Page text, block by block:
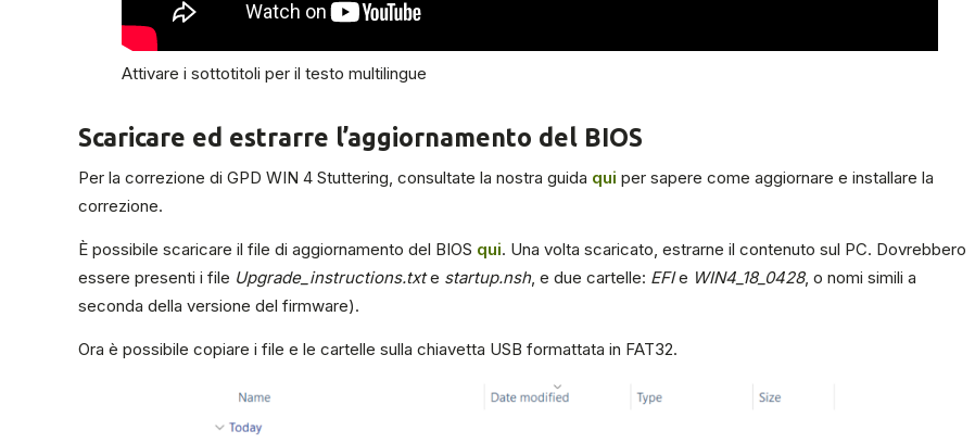
Attivare i sottotitoli per il testo multilingue
Scaricare ed estrarre l’aggiornamento del BIOS
Per la correzione di GPD WIN 4 Stuttering, consultate la nostra guida qui per sapere come aggiornare e installare la
correzione.
È possibile scaricare il file di aggiornamento del BIOS qui. Una volta scaricato, estrarne il contenuto sul PC. Dovrebbero
essere presenti i file Upgrade_instructions.txte startup.nsh, e due cartelle: EFIe WIN4_18_0428, o nomi simili a
seconda della versione del firmware).
Ora è possibile copiare i file e le cartelle sulla chiavetta USB formattata in FAT32.